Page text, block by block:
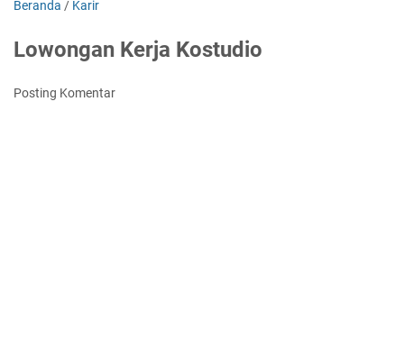
Beranda / Karir
Lowongan Kerja Kostudio
Posting Komentar